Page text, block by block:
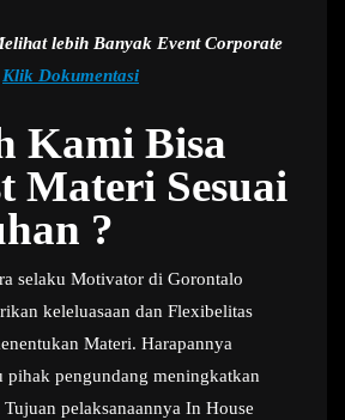
lebih Banyak Event Corporate
Klik Dokumentasi
Kami Bisa
Materi Sesuai
?
selaku Motivator di Gorontalo
keleluasaan dan Flexibelitas
Materi. Harapannya
pihak pengundang meningkatkan
pelaksanaannya In House